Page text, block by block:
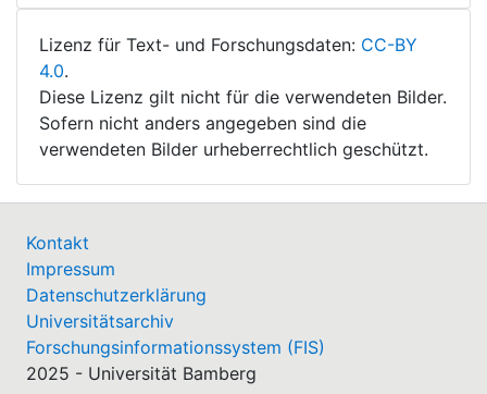
Lizenz für Text- und Forschungsdaten: CC-BY
4.0.
Diese Lizenz gilt nicht für die verwendeten Bilder.
Sofern nicht anders angegeben sind die
verwendeten Bilder urheberrechtlich geschützt.
Kontakt
Impressum
Datenschutzerklärung
Universitätsarchiv
Forschungsinformationssystem (FIS)
2025 - Universität Bamberg